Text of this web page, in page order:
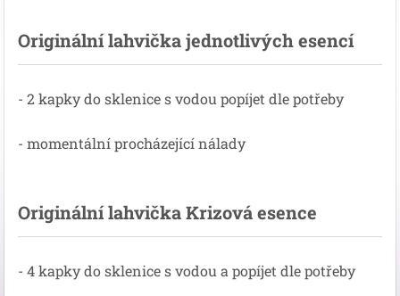
Originální lahvička jednotlivých esencí
- 2 kapky do sklenice s vodou popíjet dle potřeby
- momentální procházející nálady
Originální lahvička Krizová esence
- 4 kapky do sklenice s vodou a popíjet dle potřeby